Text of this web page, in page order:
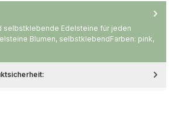
selbstklebende Edelsteine für jeden
Blumen, selbstklebendFarben: pink,